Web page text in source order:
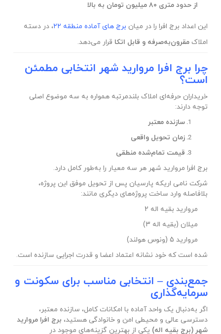
از حدود متری ۸۰ میلیون تومان به بالا
این اعداد برج افرا را در میانبرج های آماده منطقه ۲۲
، در دسته
املاکمقرون‌به‌صرفه و قابل اتکاقرار می‌دهد.
چرا برج افرا مروارید شهر انتخابی مطمئن
است؟
خریداران حرفه‌ای املاک بلندمرتبه همواره به سه موضوع اصلی
توجه دارند:
سازنده معتبر
زمان تحویل واقعی
قیمت تمام‌شده منطقی
برج افرا مروارید شهر هر سه معیار را به‌طور کامل دارد.
شرکت نامی اریکه پارسیان پس از تحویل موفق این پروژه،
بلافاصله وارد ساخت پروژه‌های دیگری مانند:
مروارید بقیه اله 2
میلان (بقیه اله 3)
مروارید 5 (ونوس هولند)
شده است که خود نشانه اعتماد اعضا و قدرت اجرایی سازنده است.
جمع‌بندی – انتخابی مناسب برای سکونت و
سرمایه‌گذاری
اگر به‌دنبال یک واحد آماده با امکانات کامل، سازنده معتبر،
دسترسی عالی و محیطی امن و خانوادگی هستید،برج افرا مروارید
شهر (برج بقیه اله)یکی از بهترین گزینه‌های موجود در